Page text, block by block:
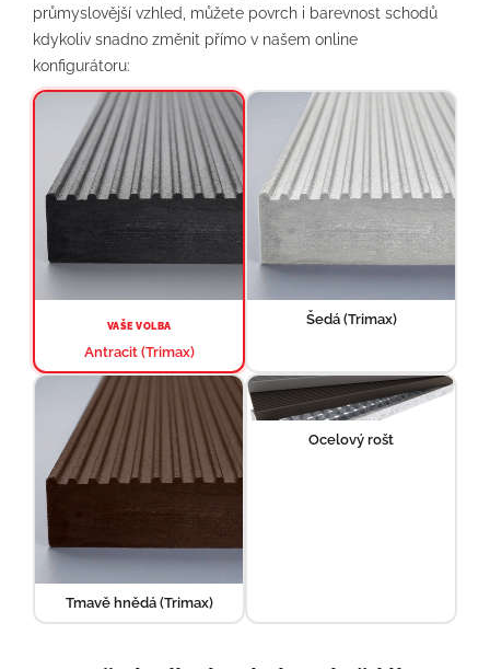
průmyslovější vzhled, můžete povrch i barevnost schodů
kdykoliv snadno změnit přímo v našem online
konfigurátoru:
VAŠE VOLBA
Antracit (Trimax)
Šedá (Trimax)
Tmavě hnědá (Trimax)
Ocelový rošt